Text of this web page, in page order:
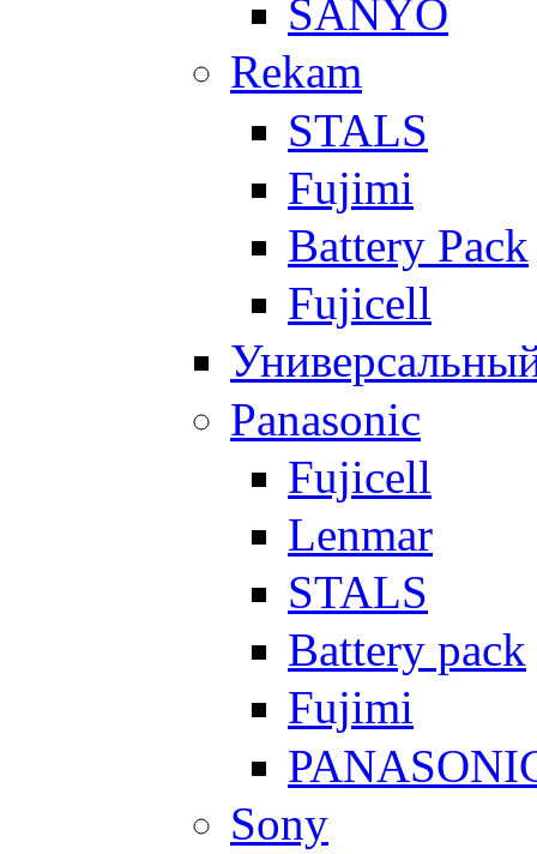
SANYO
Rekam
STALS
Fujimi
Battery Pack
Fujicell
Panasonic
Fujicell
Lenmar
STALS
Battery pack
Fujimi
Sony